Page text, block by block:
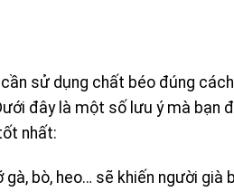
sử dụng chất béo đúng
đây là một số lưu ý mà bạn
nhất:
bò, heo… sẽ khiến người già